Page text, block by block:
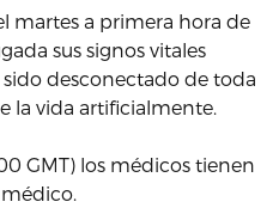
martes a primera hora de
sus signos vitales
desconectado de toda
la vida artificialmente.
GMT) los médicos tienen